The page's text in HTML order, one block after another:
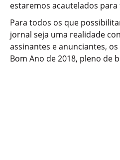
estaremos acautelados para
Para todos os que
jornal seja uma realidade
assinantes e anunciantes,
Bom Ano de 2018, pleno de